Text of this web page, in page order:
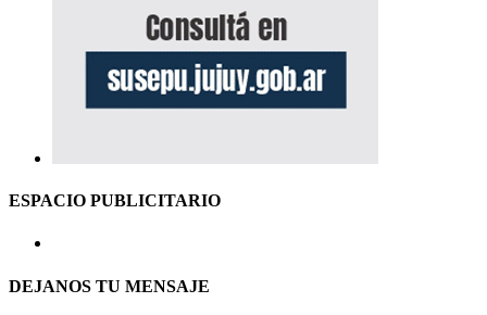
ESPACIO PUBLICITARIO
DEJANOS TU MENSAJE